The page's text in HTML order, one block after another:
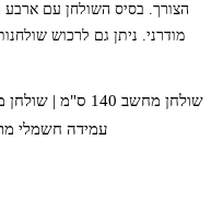
הצורך. בסיס השולחן עם ארבע
מודרני. ניתן גם לרכוש
שולחן מחשב 140 ס"מ | שולחן
עמידה חשמלי